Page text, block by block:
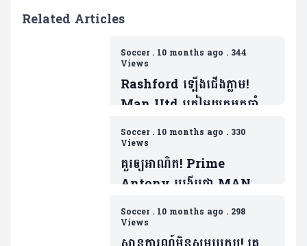
Related Articles
Soccer. 10 months ago . 344
Views
Rashford ឡើងជើងភ្លាម!
Man Utd ត្រៀមយកអ្នកចាំទី
ដ៏ឆ្នើមម្នាក់របស់ Barca ជា
ថ្នូរទិញលក់ផ្ដាច់កុងត្រា
Soccer. 10 months ago . 330
Views
គួរឲ្យអាណិត! Prime
Antony បង្ហើបថា MAN
UTD ធ្វើរឿងមួយដាក់ ដែលជា
ទង្វើមិនផ្តល់តម្លៃឲ្យខ្លួន
Soccer. 10 months ago . 298
Views